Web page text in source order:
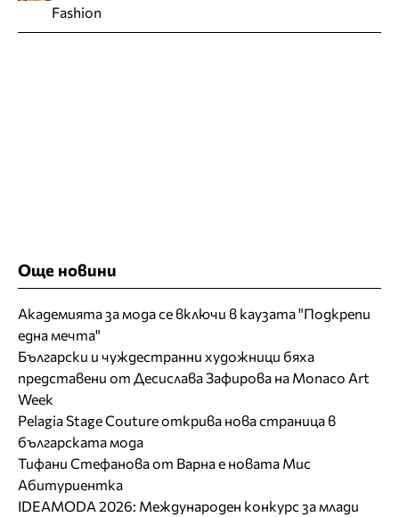
Fashion
Още новини
Академията за мода се включи в каузата "Подкрепи
една мечта"
Български и чуждестранни художници бяха
представени от Десислава Зафирова на Monaco Art
Week
Pelagia Stage Couture открива нова страница в
българската мода
Тифани Стефанова от Варна е новата Мис
Абитуриентка
IDEAMODA 2026: Международен конкурс за млади